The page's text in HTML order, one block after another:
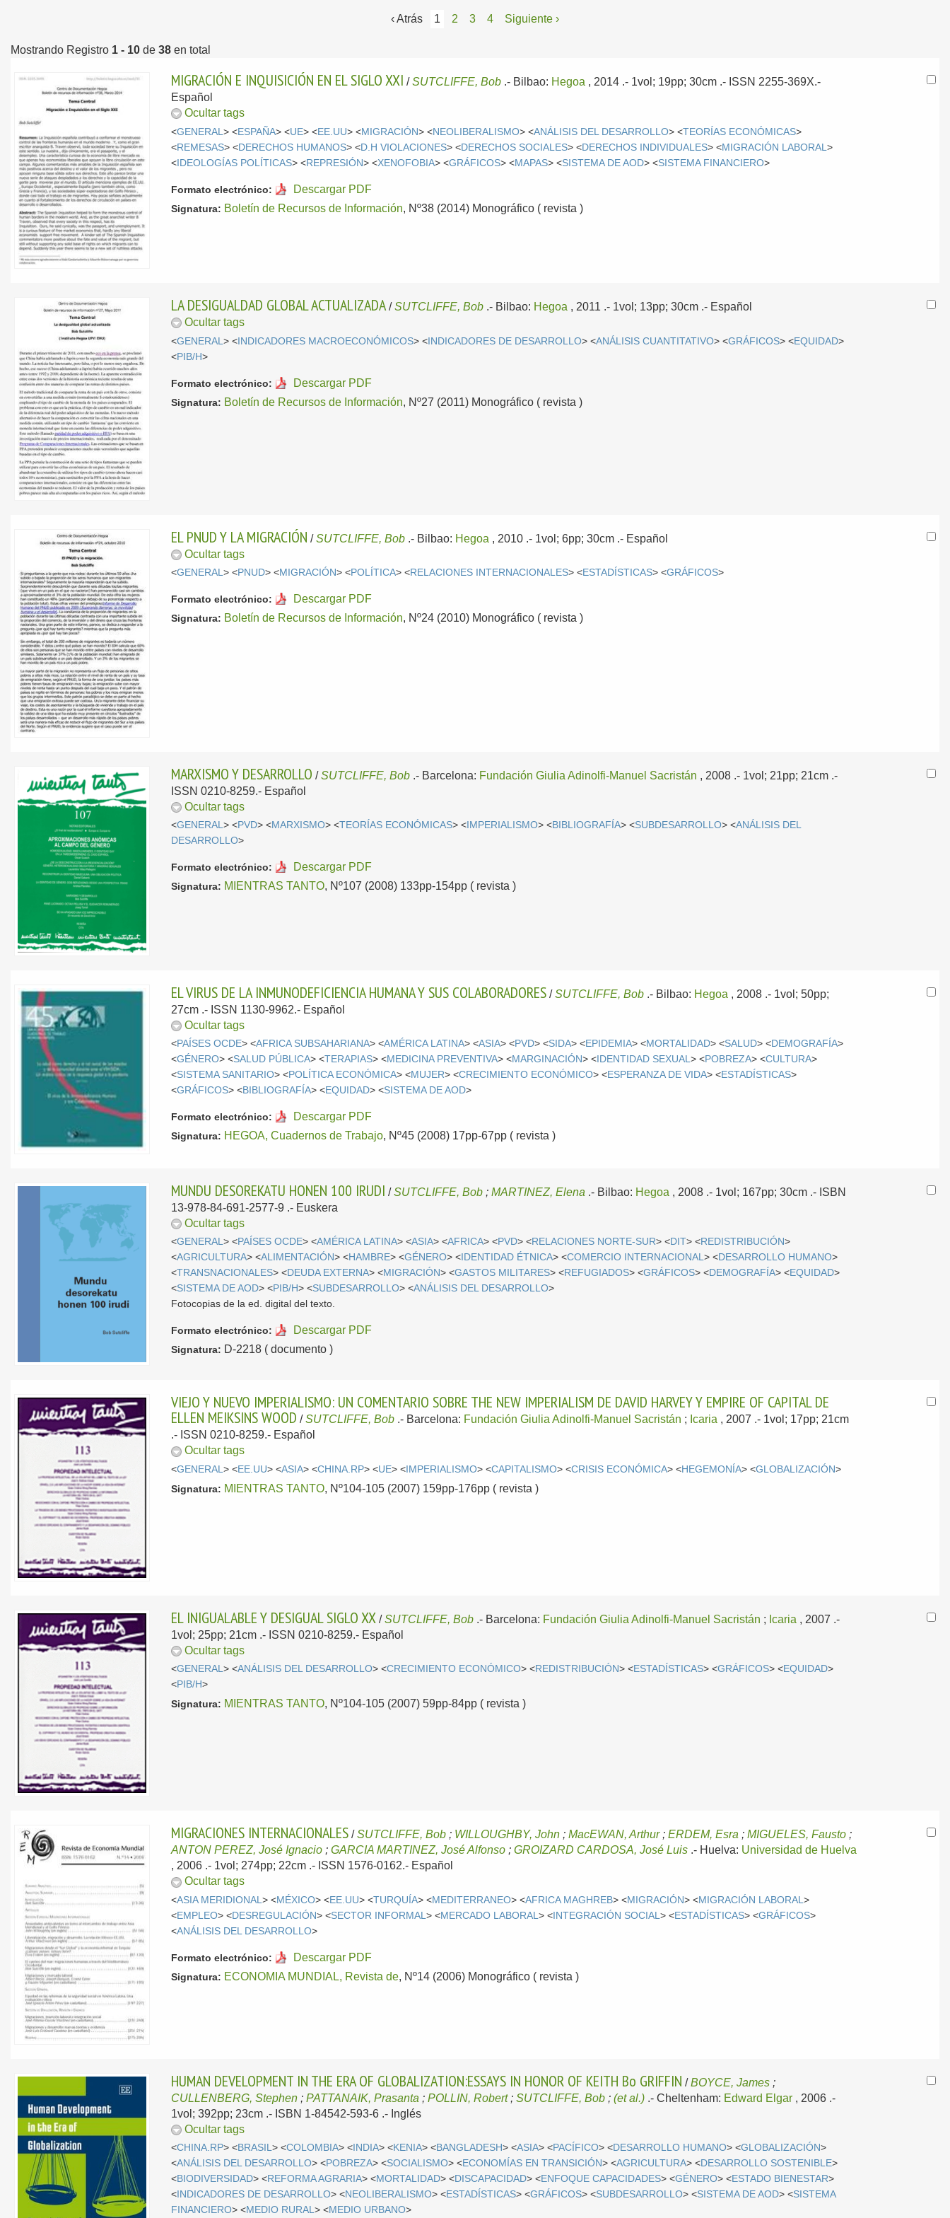
‹ Atrás 1 2 3 4 Siguiente ›
Mostrando Registro 1 - 10 de 38 en total
MIGRACIÓN E INQUISICIÓN EN EL SIGLO XXI /SUTCLIFFE, Bob .- Bilbao: Hegoa , 2014 .- 1vol; 19pp; 30cm .- ISSN 2255-369X.-
Español
Ocultar tags
<GENERAL> <ESPAÑA> <UE> <EE.UU> <MIGRACIÓN> <NEOLIBERALISMO> <ANÁLISIS DEL DESARROLLO> <TEORÍAS ECONÓMICAS>
<REMESAS> <DERECHOS HUMANOS> <D.H VIOLACIONES> <DERECHOS SOCIALES> <DERECHOS INDIVIDUALES> <MIGRACIÓN LABORAL>
<IDEOLOGÍAS POLÍTICAS> <REPRESIÓN> <XENOFOBIA> <GRÁFICOS> <MAPAS> <SISTEMA DE AOD> <SISTEMA FINANCIERO>
Formato electrónico: Descargar PDF
Signatura: Boletín de Recursos de Información, Nº38 (2014) Monográfico ( revista )
LA DESIGUALDAD GLOBAL ACTUALIZADA /SUTCLIFFE, Bob .- Bilbao: Hegoa , 2011 .- 1vol; 13pp; 30cm .- Español
Ocultar tags
<GENERAL> <INDICADORES MACROECONÓMICOS> <INDICADORES DE DESARROLLO> <ANÁLISIS CUANTITATIVO> <GRÁFICOS> <EQUIDAD>
<PIB/H>
Formato electrónico: Descargar PDF
Signatura: Boletín de Recursos de Información, Nº27 (2011) Monográfico ( revista )
EL PNUD Y LA MIGRACIÓN /SUTCLIFFE, Bob .- Bilbao: Hegoa , 2010 .- 1vol; 6pp; 30cm .- Español
Ocultar tags
<GENERAL> <PNUD> <MIGRACIÓN> <POLÍTICA> <RELACIONES INTERNACIONALES> <ESTADÍSTICAS> <GRÁFICOS>
Formato electrónico: Descargar PDF
Signatura: Boletín de Recursos de Información, Nº24 (2010) Monográfico ( revista )
MARXISMO Y DESARROLLO /SUTCLIFFE, Bob .- Barcelona: Fundación Giulia Adinolfi-Manuel Sacristán , 2008 .- 1vol; 21pp; 21cm .-
ISSN 0210-8259.- Español
Ocultar tags
<GENERAL> <PVD> <MARXISMO> <TEORÍAS ECONÓMICAS> < IMPERIALISMO> <BIBLIOGRAFÍA> <SUBDESARROLLO> <ANÁLISIS DEL
DESARROLLO>
Formato electrónico: Descargar PDF
Signatura: MIENTRAS TANTO, Nº107 (2008) 133pp-154pp ( revista )
EL VIRUS DE LA INMUNODEFICIENCIA HUMANA Y SUS COLABORADORES /SUTCLIFFE, Bob .- Bilbao: Hegoa , 2008 .- 1vol; 50pp;
27cm .- ISSN 1130-9962.- Español
Ocultar tags
<PAÍSES OCDE> <AFRICA SUBSAHARIANA> <AMÉRICA LATINA> <ASIA> <PVD> <SIDA> <EPIDEMIA> <MORTALIDAD> <SALUD> <DEMOGRAFÍA>
<GÉNERO> <SALUD PÚBLICA> <TERAPIAS> <MEDICINA PREVENTIVA> <MARGINACIÓN> < IDENTIDAD SEXUAL> <POBREZA> <CULTURA>
<SISTEMA SANITARIO> <POLÍTICA ECONÓMICA> <MUJER> <CRECIMIENTO ECONÓMICO> <ESPERANZA DE VIDA> <ESTADÍSTICAS>
<GRÁFICOS> <BIBLIOGRAFÍA> <EQUIDAD> <SISTEMA DE AOD>
Formato electrónico: Descargar PDF
Signatura: HEGOA, Cuadernos de Trabajo, Nº45 (2008) 17pp-67pp ( revista )
MUNDU DESOREKATU HONEN 100 IRUDI /SUTCLIFFE, Bob ;MARTINEZ, Elena .- Bilbao: Hegoa , 2008 .- 1vol; 167pp; 30cm .- ISBN
13-978-84-691-2577-9 .- Euskera
Ocultar tags
<GENERAL> <PAÍSES OCDE> <AMÉRICA LATINA> <ASIA> <AFRICA> <PVD> <RELACIONES NORTE-SUR> <DIT> <REDISTRIBUCIÓN>
<AGRICULTURA> <ALIMENTACIÓN> <HAMBRE> <GÉNERO> < IDENTIDAD ÉTNICA> <COMERCIO INTERNACIONAL> <DESARROLLO HUMANO>
<TRANSNACIONALES> <DEUDA EXTERNA> <MIGRACIÓN> <GASTOS MILITARES> <REFUGIADOS> <GRÁFICOS> <DEMOGRAFÍA> <EQUIDAD>
<SISTEMA DE AOD> <PIB/H> <SUBDESARROLLO> <ANÁLISIS DEL DESARROLLO>
Fotocopias de la ed. digital del texto.
Formato electrónico: Descargar PDF
Signatura: D-2218 ( documento )
VIEJO Y NUEVO IMPERIALISMO: UN COMENTARIO SOBRE THE NEW IMPERIALISM DE DAVID HARVEY Y EMPIRE OF CAPITAL DE
ELLEN MEIKSINS WOOD /SUTCLIFFE, Bob .- Barcelona: Fundación Giulia Adinolfi-Manuel Sacristán ; Icaria , 2007 .- 1vol; 17pp; 21cm
.- ISSN 0210-8259.- Español
Ocultar tags
<GENERAL> <EE.UU> <ASIA> <CHINA.RP> <UE> < IMPERIALISMO> <CAPITALISMO> <CRISIS ECONÓMICA> <HEGEMONÍA> <GLOBALIZACIÓN>
Signatura: MIENTRAS TANTO, Nº104-105 (2007) 159pp-176pp ( revista )
EL INIGUALABLE Y DESIGUAL SIGLO XX /SUTCLIFFE, Bob .- Barcelona: Fundación Giulia Adinolfi-Manuel Sacristán ; Icaria , 2007 .-
1vol; 25pp; 21cm .- ISSN 0210-8259.- Español
Ocultar tags
<GENERAL> <ANÁLISIS DEL DESARROLLO> <CRECIMIENTO ECONÓMICO> <REDISTRIBUCIÓN> <ESTADÍSTICAS> <GRÁFICOS> <EQUIDAD>
<PIB/H>
Signatura: MIENTRAS TANTO, Nº104-105 (2007) 59pp-84pp ( revista )
MIGRACIONES INTERNACIONALES /SUTCLIFFE, Bob ; WILLOUGHBY, John ;MacEWAN, Arthur;ERDEM, Esra ;MIGUELES, Fausto ;
ANTON PEREZ, José Ignacio ;GARCIA MARTINEZ, José Alfonso ;GROIZARD CARDOSA, José Luis .- Huelva: Universidad de Huelva
, 2006 .- 1vol; 274pp; 22cm .- ISSN 1576-0162.- Español
Ocultar tags
<ASIA MERIDIONAL> <MÉXICO> <EE.UU> <TURQUÍA> <MEDITERRANEO> <AFRICA MAGHREB> <MIGRACIÓN> <MIGRACIÓN LABORAL>
<EMPLEO> <DESREGULACIÓN> <SECTOR INFORMAL> <MERCADO LABORAL> < INTEGRACIÓN SOCIAL> <ESTADÍSTICAS> <GRÁFICOS>
<ANÁLISIS DEL DESARROLLO>
Formato electrónico: Descargar PDF
Signatura: ECONOMIA MUNDIAL, Revista de, Nº14 (2006) Monográfico ( revista )
HUMAN DEVELOPMENT IN THE ERA OF GLOBALIZATION:ESSAYS IN HONOR OF KEITH Bo GRIFFIN /BOYCE, James ;
CULLENBERG, Stephen ;PATTANAIK, Prasanta ;POLLIN, Robert;SUTCLIFFE, Bob ;(et al.) .-Cheltenham: Edward Elgar , 2006 .-
1vol; 392pp; 23cm .- ISBN 1-84542-593-6 .- Inglés
Ocultar tags
<CHINA.RP> <BRASIL> <COLOMBIA> < INDIA> <KENIA> <BANGLADESH> <ASIA> <PACÍFICO> <DESARROLLO HUMANO> <GLOBALIZACIÓN>
<ANÁLISIS DEL DESARROLLO> <POBREZA> <SOCIALISMO> <ECONOMÍAS EN TRANSICIÓN> <AGRICULTURA> <DESARROLLO SOSTENIBLE>
<BIODIVERSIDAD> <REFORMA AGRARIA> <MORTALIDAD> <DISCAPACIDAD> <ENFOQUE CAPACIDADES> <GÉNERO> <ESTADO BIENESTAR>
< INDICADORES DE DESARROLLO> <NEOLIBERALISMO> <ESTADÍSTICAS> <GRÁFICOS> <SUBDESARROLLO> <SISTEMA DE AOD> <SISTEMA
FINANCIERO> <MEDIO RURAL> <MEDIO URBANO>